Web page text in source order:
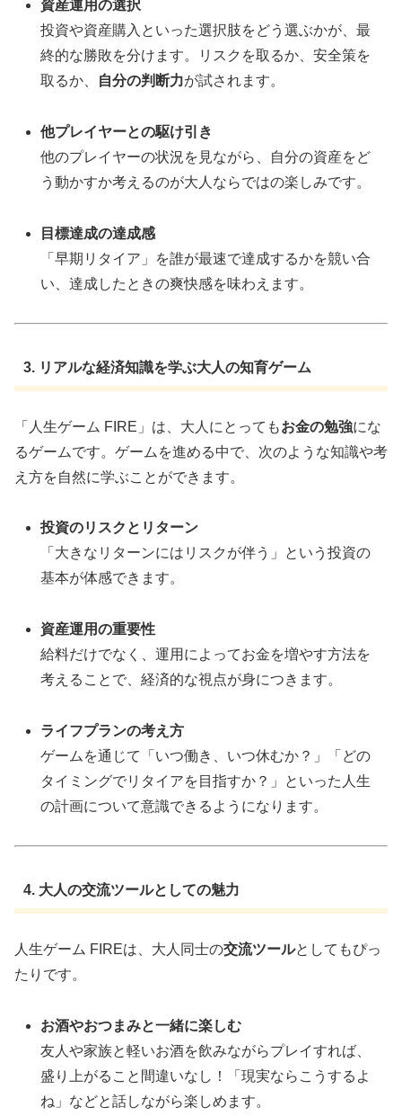
資産運用の選択
投資や資産購入といった選択肢をどう選ぶかが、最
終的な勝敗を分けます。リスクを取るか、安全策を
取るか、
自分の判断力が試されます。
他プレイヤーとの駆け引き
他のプレイヤーの状況を見ながら、自分の資産をど
う動かすか考えるのが大人ならではの楽しみです。
目標達成の達成感
「早期リタイア」を誰が最速で達成するかを競い合
い、達成したときの爽快感を味わえます。
3. リアルな経済知識を学ぶ大人の知育ゲーム
「人生ゲーム FIRE」は、大人にとってもお金の勉強にな
るゲームです。ゲームを進める中で、次のような知識や考
え方を自然に学ぶことができます。
投資のリスクとリターン
「大きなリターンにはリスクが伴う」という投資の
基本が体感できます。
資産運用の重要性
給料だけでなく、運用によってお金を増やす方法を
考えることで、経済的な視点が身につきます。
ライフプランの考え方
ゲームを通じて「いつ働き、いつ休むか？」「どの
タイミングでリタイアを目指すか？」といった人生
の計画について意識できるようになります。
4. 大人の交流ツールとしての魅力
人生ゲーム FIREは、大人同士の交流ツールとしてもぴっ
たりです。
お酒やおつまみと一緒に楽しむ
友人や家族と軽いお酒を飲みながらプレイすれば、
盛り上がること間違いなし！「現実ならこうするよ
ね」などと話しながら楽しめます。